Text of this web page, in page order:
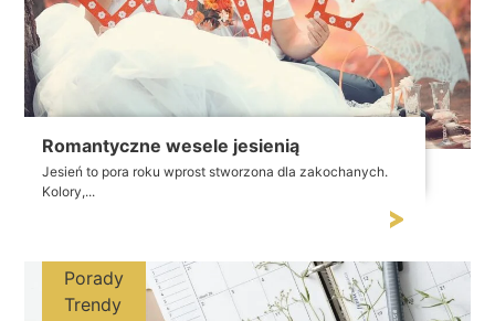
Romantyczne wesele jesienią
Jesień to pora roku wprost stworzona dla zakochanych.
Kolory,...
Porady
Trendy